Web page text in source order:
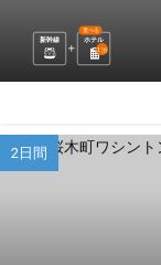
新幹線 ホテル
選べる
1 泊
2日間